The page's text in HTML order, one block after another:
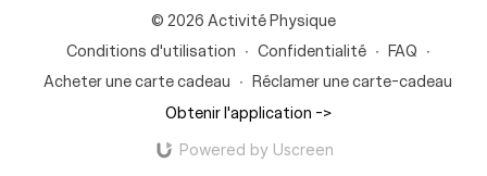
© 2026 Activité Physique
Conditions d'utilisation ∙ Confidentialité ∙ FAQ ∙
Acheter une carte cadeau ∙ Réclamer une carte-cadeau
Obtenir l'application ->
Powered by Uscreen